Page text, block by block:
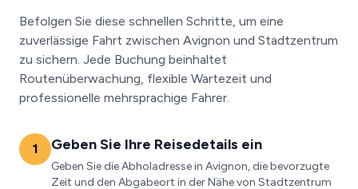
Befolgen Sie diese schnellen Schritte, um eine
zuverlässige Fahrt zwischen Avignon und Stadtzentrum
zu sichern. Jede Buchung beinhaltet
Routenüberwachung, flexible Wartezeit und
professionelle mehrsprachige Fahrer.
1 Geben Sie Ihre Reisedetails ein
Geben Sie die Abholadresse in Avignon, die bevorzugte
Zeit und den Abgabeort in der Nähe von Stadtzentrum